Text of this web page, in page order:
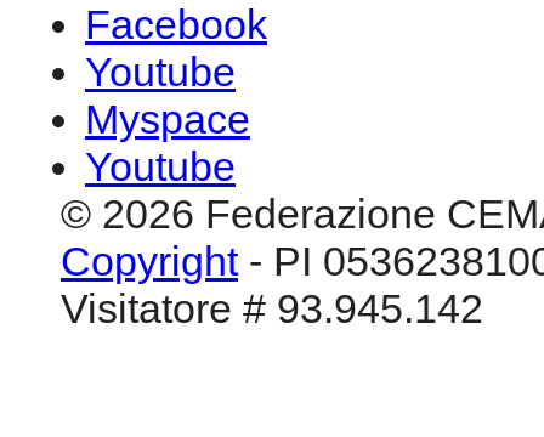
Facebook
Youtube
Myspace
Youtube
© 2026 Federazione
Copyright- PI
Visitatore # 93.945.142